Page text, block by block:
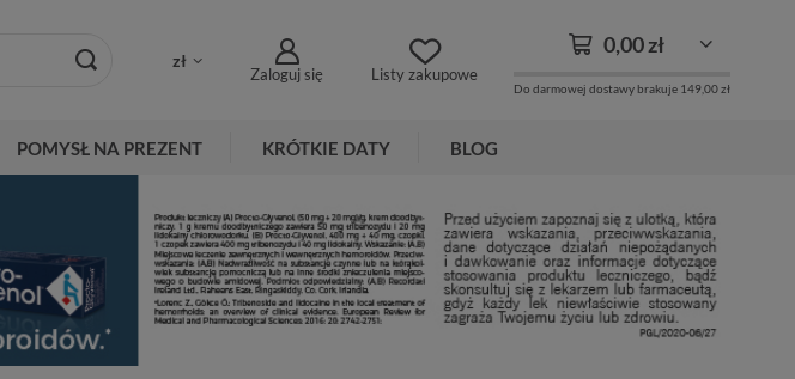
zł
Zaloguj się Listy zakupowe
0,00 zł
Do darmowej dostawy brakuje 149,00 zł
POMYSŁ NA PREZENT KRÓTKIE DATY BLOG